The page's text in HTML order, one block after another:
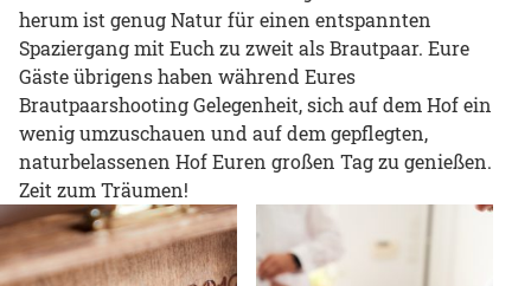
herum ist genug Natur für einen entspannten
Spaziergang mit Euch zu zweit als Brautpaar. Eure
Gäste übrigens haben während Eures
Brautpaarshooting Gelegenheit, sich auf dem Hof ein
wenig umzuschauen und auf dem gepflegten,
naturbelassenen Hof Euren großen Tag zu genießen.
Zeit zum Träumen!